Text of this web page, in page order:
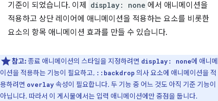
기준이 되었습니다. 이제
display: none 에서 애니메이션을
적용하고 상단 레이어에 애니메이션을 적용하는 요소를 비롯한
요소의 항목 애니메이션 효과를 만들 수 있습니다.
참고:종료 애니메이션의 스타일을 지정하려면 display: none에 애니메
이션을 적용하는 기능이 필요하고, ::backdrop 의사 요소에 애니메이션을 적
용하려면 overlay속성이 필요합니다. 두 기능 중 어느 것도 아직 기준 기능이
아닙니다. 따라서 이 게시물에서는 입력 애니메이션에만 중점을 둡니다.